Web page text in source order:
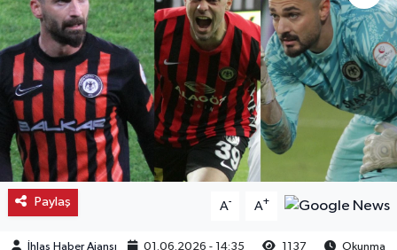
Paylaş A- A+
İhlas Haber Ajansı 01.06.2026 - 14:35 1137
Okunma
İskilip
Kargı
Laçin
Mecitözü
Oğuzlar
Haber Arşivi